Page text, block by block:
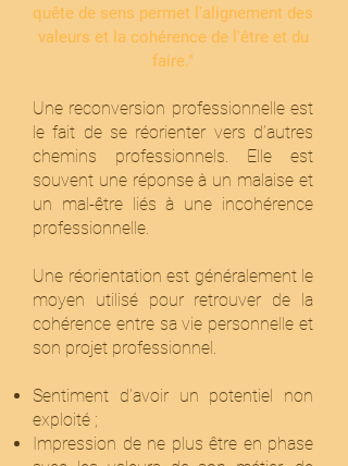
quête de sens permet l'alignement des
valeurs et la cohérence de l'être et du
faire."
Une reconversion professionnelle est
le fait de se réorienter vers d’autres
chemins professionnels. Elle est
souvent une réponse à un malaise et
un mal-être liés à une incohérence
professionnelle.
Une réorientation est généralement le
moyen utilisé pour retrouver de la
cohérence entre sa vie personnelle et
son projet professionnel.
Sentiment d’avoir un potentiel non
exploité ;
Impression de ne plus être en phase